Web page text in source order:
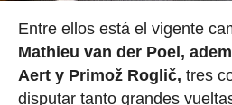
Entre ellos está el vigente
Mathieu van der Poel,
Aert y Primož Roglič, tres
disputar tanto grandes